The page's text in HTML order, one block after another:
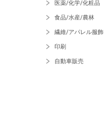
医薬/化学/化粧品
食品/水産/農林
繊維/アパレル服飾
印刷
自動車販売